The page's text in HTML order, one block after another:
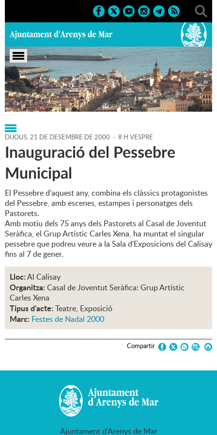
Portada > Regidories > Cultura > Agenda > 21-12-2000
DIJOUS,21 DE DESEMBRE DE 2000 - 8 H VESPRE
Inauguració del Pessebre
Municipal
El Pessebre d'aquest any, combina els clàssics protagonistes
del Pessebre, amb escenes, estampes i personatges dels
Pastorets.
Amb motiu dels 75 anys dels Pastorets al Casal de Joventut
Seràfica, el Grup Artístic Carles Xena, ha muntat el singular
pessebre que podreu veure a la Sala d'Exposicions del Calisay
fins al 7 de gener.
Lloc:Al Calisay
Organitza: Casal de Joventut Seràfica: Grup Artístic
Carles Xena
Tipus d'acte: Teatre, Exposició
Marc: Festes de Nadal 2000
Compartir
Ajuntament d'Arenys de Mar